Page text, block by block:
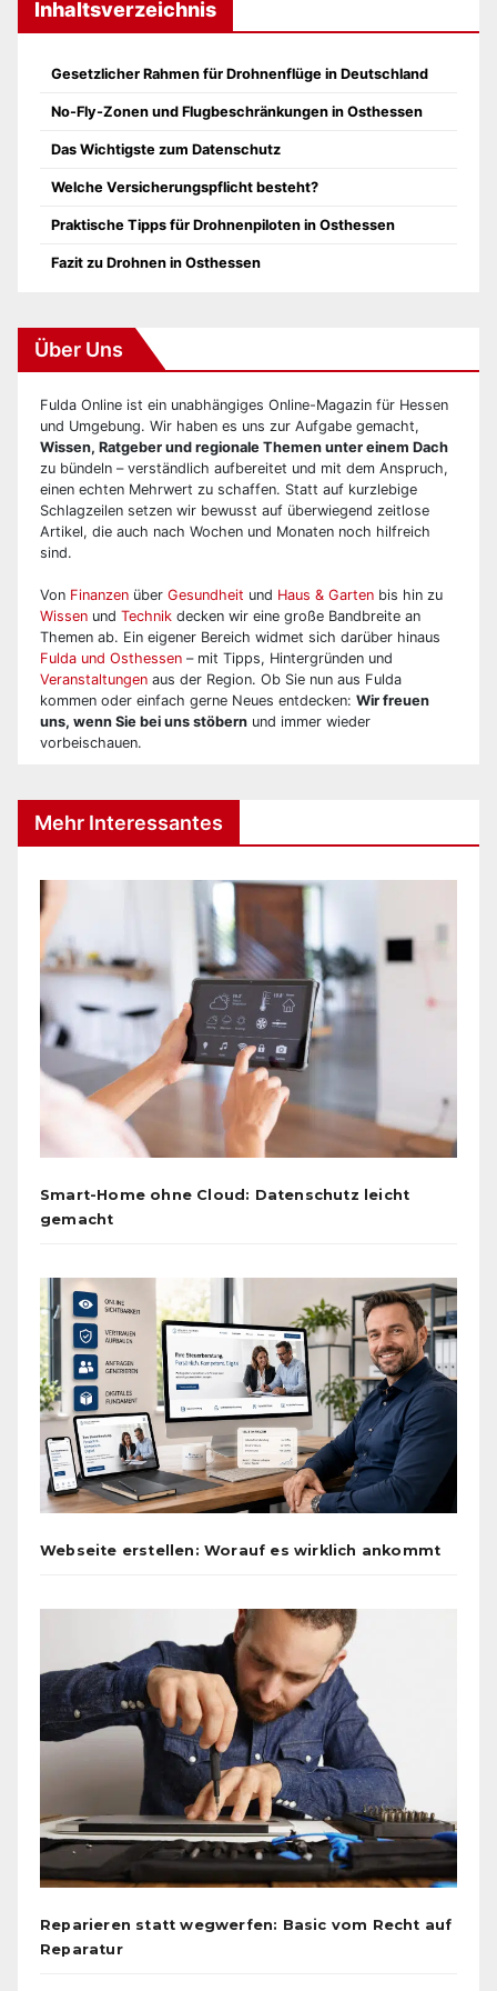
Inhaltsverzeichnis
Gesetzlicher Rahmen für Drohnenflüge in Deutschland
No-Fly-Zonen und Flugbeschränkungen in Osthessen
Das Wichtigste zum Datenschutz
Welche Versicherungspflicht besteht?
Praktische Tipps für Drohnenpiloten in Osthessen
Fazit zu Drohnen in Osthessen
Über Uns
Fulda Online ist ein unabhängiges Online-Magazin für Hessen
und Umgebung. Wir haben es uns zur Aufgabe gemacht,
Wissen, Ratgeber und regionale Themen unter einem Dach
zu bündeln – verständlich aufbereitet und mit dem Anspruch,
einen echten Mehrwert zu schaffen. Statt auf kurzlebige
Schlagzeilen setzen wir bewusst auf überwiegend zeitlose
Artikel, die auch nach Wochen und Monaten noch hilfreich
sind.
Von Finanzen über Gesundheit und Haus & Garten bis hin zu
Wissen und Technik decken wir eine große Bandbreite an
Themen ab. Ein eigener Bereich widmet sich darüber hinaus
Fulda und Osthessen – mit Tipps, Hintergründen und
Veranstaltungen aus der Region. Ob Sie nun aus Fulda
kommen oder einfach gerne Neues entdecken: Wir freuen
uns, wenn Sie bei uns stöbern und immer wieder
vorbeischauen.
Mehr Interessantes
Smart-Home ohne Cloud: Datenschutz leicht
gemacht
Webseite erstellen: Worauf es wirklich ankommt
Reparieren statt wegwerfen: Basic vom Recht auf
Reparatur